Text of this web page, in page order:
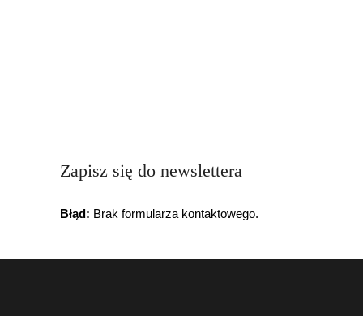
Zapisz się do newslettera
Błąd: Brak formularza kontaktowego.